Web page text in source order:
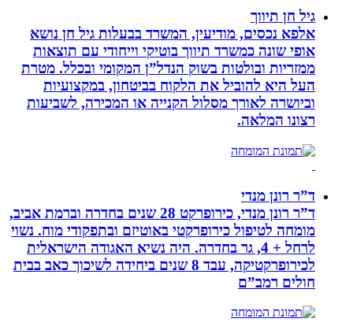
גיל חן תיווך
אלפא נכסים, מודיעין, המשרד בבעלות גיל חן נושא
אופי שונה כמשרד תיווך בוטיקי וייחודי עם תוצאות
ממזריות ובולטות בשוק הנדל”ן המקומי ובכלל. מטרת
העל היא להוביל את הלקוח בביטחון, במקצועיות
וביושרה לאורך מסלול הקנייה או המכירה, לשביעות
רצונו המלאה.
ד”ר רונן מנדי
ד”ר רונן מנדי, כירופרקט 28 שנים בחדרה וברמת אביב,
מומחה לטיפול כירופרקטי באוטיזם ובתפקודי מוח. נשוי
לרחל + 4, גר בחדרה. היה נשיא האגודה הישראלית
לכירופרקטיקה, עבד 8 שנים ביחידה לשיכוך כאב בבית
חולים רמב”ם